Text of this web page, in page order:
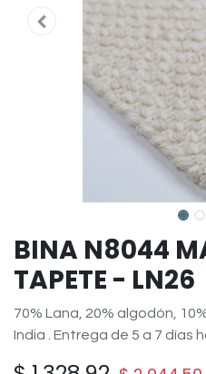
BINA N8044
TAPETE - LN26
70% Lana, 20% algodón,
India . Entrega de 5 a 7 días